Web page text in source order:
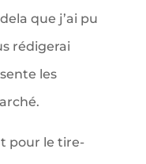
que j’ai pu
rédigerai
les
pour le tire-